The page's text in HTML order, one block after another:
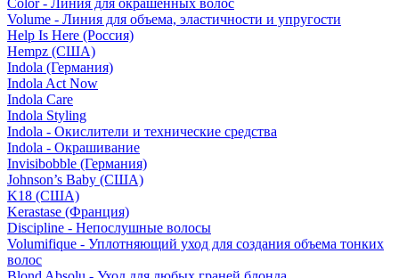
Color - Линия для окрашенных волос
Volume - Линия для объема, эластичности и упругости
Help Is Here (Россия)
Hempz (США)
Indola (Германия)
Indola Act Now
Indola Care
Indola Styling
Indola - Окислители и технические средства
Indola - Окрашивание
Invisibobble (Германия)
Johnson’s Baby (США)
K18 (США)
Kerastase (Франция)
Discipline - Непослушные волосы
Volumifique - Уплотняющий уход для создания объема тонких
волос